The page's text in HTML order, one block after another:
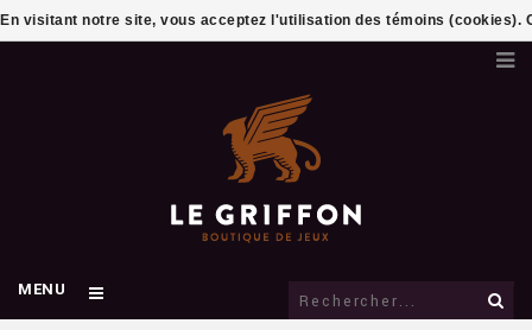
MENU
En visitant notre site, vous acceptez l'utilisation des témoins